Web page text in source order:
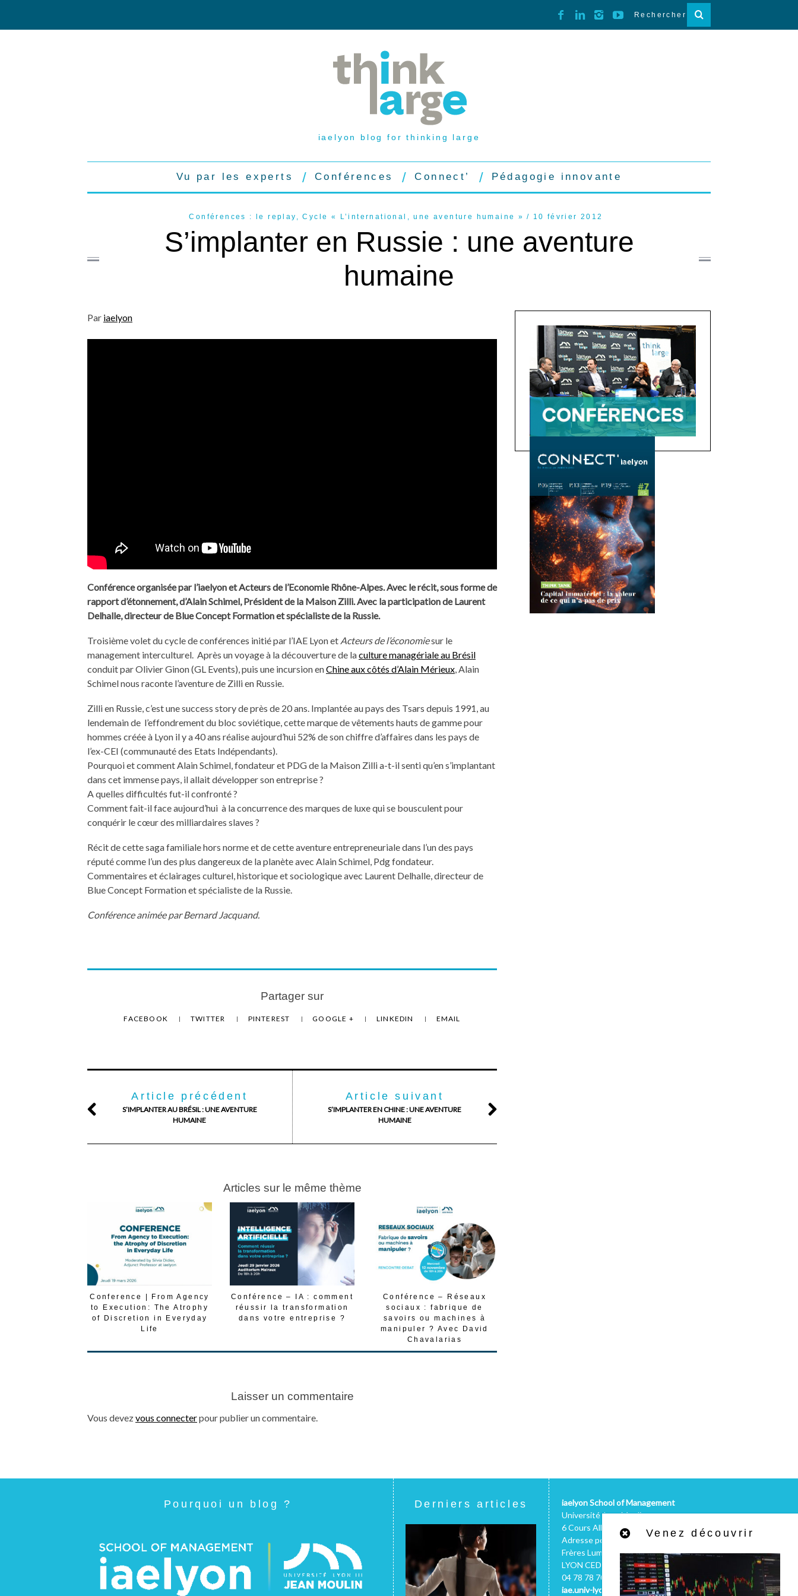
iaelyon blog for thinking large
Vu par les experts Conférences Connect’ Pédagogie innovante
Conférences : le replay ,Cycle « L’international, une aventure humaine » 10 février 2012
S’implanter en Russie : une aventure
humaine
Par iaelyon
Conférence organisée par l’iaelyon et Acteurs de l’Economie Rhône-Alpes. Avec le récit, sous forme de
rapport d’étonnement, d’Alain Schimel, Président de la Maison Zilli. Avec la participation de Laurent
Delhalle, directeur de Blue Concept Formation et spécialiste de la Russie.
Troisième volet du cycle de conférences initié par l’IAE Lyon et Acteurs de l’économiesur le
management interculturel. Après un voyage à la découverture de laculture managériale au Brésil
conduit par Olivier Ginon (GL Events), puis une incursion enChine aux côtés d’Alain Mérieux, Alain
Schimel nous raconte l’aventure de Zilli en Russie.
Zilli en Russie, c’est une success story de près de 20 ans. Implantée au pays des Tsars depuis 1991, au
lendemain de l’effondrement du bloc soviétique, cette marque de vêtements hauts de gamme pour
hommes créée à Lyon il y a 40 ans réalise aujourd’hui 52% de son chiffre d’affaires dans les pays de
l’ex-CEI (communauté des Etats Indépendants).
Pourquoi et comment Alain Schimel, fondateur et PDG de la Maison Zilli a-t-il senti qu’en s’implantant
dans cet immense pays, il allait développer son entreprise ?
A quelles difficultés fut-il confronté ?
Comment fait-il face aujourd’hui à la concurrence des marques de luxe qui se bousculent pour
conquérir le cœur des milliardaires slaves ?
Récit de cette saga familiale hors norme et de cette aventure entrepreneuriale dans l’un des pays
réputé comme l’un des plus dangereux de la planète avec Alain Schimel, Pdg fondateur.
Commentaires et éclairages culturel, historique et sociologique avec Laurent Delhalle, directeur de
Blue Concept Formation et spécialiste de la Russie.
Conférence animée par Bernard Jacquand.
Partager sur
FACEBOOK TWITTER PINTEREST GOOGLE + LINKEDIN EMAIL
Article précédent
S’IMPLANTER AU BRÉSIL : UNE AVENTURE
HUMAINE
Article suivant
S’IMPLANTER EN CHINE : UNE AVENTURE
HUMAINE
Articles sur le même thème
Conference | From Agency
to Execution: The Atrophy
of Discretion in Everyday
Life
Conférence – IA : comment
réussir la transformation
dans votre entreprise ?
Conférence – Réseaux
sociaux : fabrique de
savoirs ou machines à
manipuler ? Avec David
Chavalarias
Laisser un commentaire
Vous devezvous connecterpour publier un commentaire.
Venez découvrir
Pourquoi un blog ? Derniers articles
iaelyon School of Management
Université Jean Moulin
6 Cours Albert Thomas - 69008 LYON
Adresse postale : 1C, avenue des
Frères Lumière - CS 78242 - 69372
LYON CEDEX 08 (FRANCE)
04 78 78 70 66
iae.univ-lyon3.fr